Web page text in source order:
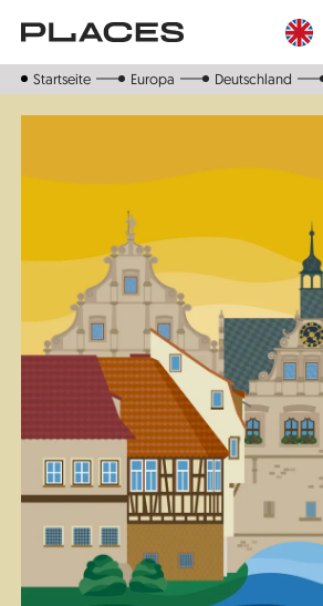
zum
Inhalt
Startseite Europa Deutschland